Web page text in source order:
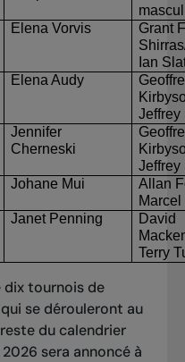
Elena Vorvis
Grant
Shirras
Ian
Elena Audy
Jeffrey
Jennifer
Cherneski
Jeffrey
Johane Mui
Allan
Janet Penning
David
Terry
dix tournois de
se dérouleront au
du calendrier
sera annoncé à